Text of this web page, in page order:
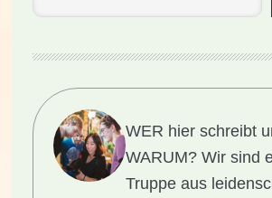
WER hier schreibt
WARUM? Wir sind
Truppe aus